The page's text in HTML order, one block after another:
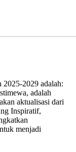
2029 adalah:
adalah
aktualisasi dari
Inspiratif,
menjadi